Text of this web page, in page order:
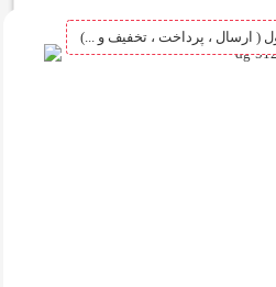
ثبت نام در سایت
( ارسال ، پرداخت ، تخفیف و ...)